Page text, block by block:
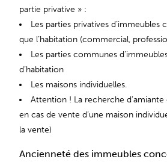
partie privative » :
Les parties privatives d’immeubles
que l’habitation (commercial,
Les parties communes
d’habitation
Les maisons individuelles.
Attention ! La recherche
en cas de vente d’une maison
la vente)
Ancienneté des immeubles